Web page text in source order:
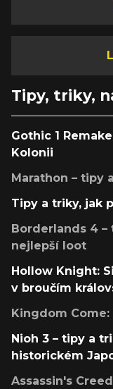
Tipy, triky,
Gothic 1
Kolonii
Marathon – tipy
Tipy a triky, jak
Borderlands 4
nejlepší loot
Hollow Knight:
v broučím
Kingdom
Nioh 3 – tipy a
historickém
Assassin's